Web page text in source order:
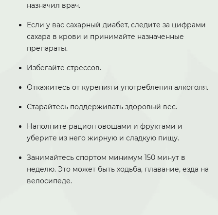
назначил врач.
Если у вас сахарный диабет, следите за цифрами
сахара в крови и принимайте назначенные
препараты.
Избегайте стрессов.
Откажитесь от курения и употребления алкоголя.
Старайтесь поддерживать здоровый вес.
Наполните рацион овощами и фруктами и
уберите из него жирную и сладкую пищу.
Занимайтесь спортом минимум 150 минут в
неделю. Это может быть ходьба, плавание, езда на
велосипеде.